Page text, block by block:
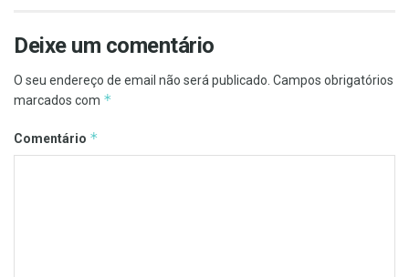
Deixe um comentário
O seu endereço de email não será publicado. Campos obrigatórios
marcados com *
Comentário *